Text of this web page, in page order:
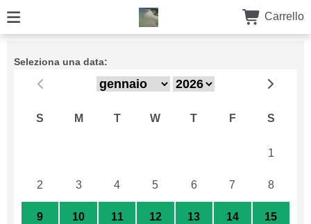
Carrello
Seleziona una data:
S M T W T F S
1
2 3 4 5 6 7 8
9 10 11 12 13 14 15